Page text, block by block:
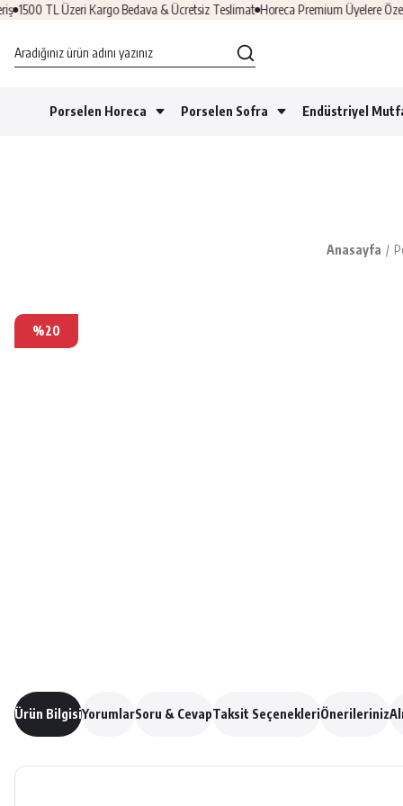
1500 TL Üzeri Kargo Bedava & Ücretsiz Teslimat Horeca Premium Üyelere Özel
Porselen Horeca Porselen Sofra Endüstriyel
Anasayfa
%20
Ürün BilgisiYorumlarSoru & CevapTaksit SeçenekleriÖnerileriniz